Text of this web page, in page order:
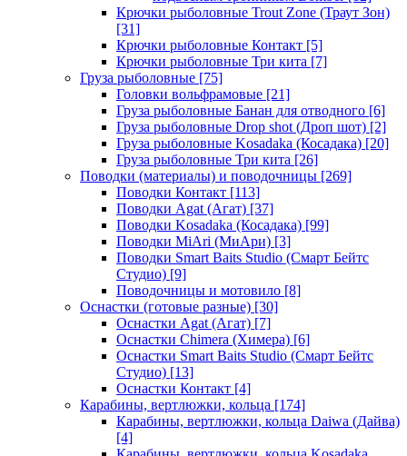
Крючки рыболовные Trout Zone (Траут Зон)
[31]
Крючки рыболовные Контакт [5]
Крючки рыболовные Три кита [7]
Груза рыболовные [75]
Головки вольфрамовые [21]
Груза рыболовные Банан для отводного [6]
Груза рыболовные Drop shot (Дроп шот) [2]
Груза рыболовные Kosadaka (Косадака) [20]
Груза рыболовные Три кита [26]
Поводки (материалы) и поводочницы [269]
Поводки Контакт [113]
Поводки Agat (Агат) [37]
Поводки Kosadaka (Косадака) [99]
Поводки MiAri (МиАри) [3]
Поводки Smart Baits Studio (Смарт Бейтс
Студио) [9]
Поводочницы и мотовило [8]
Оснастки (готовые разные) [30]
Оснастки Agat (Агат) [7]
Оснастки Chimera (Химера) [6]
Оснастки Smart Baits Studio (Смарт Бейтс
Студио) [13]
Оснастки Контакт [4]
Карабины, вертлюжки, кольца [174]
Карабины, вертлюжки, кольца Daiwa (Дайва)
[4]